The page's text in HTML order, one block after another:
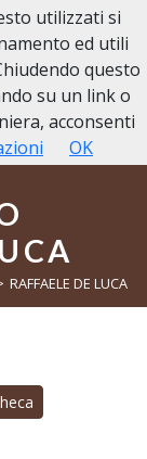
RAFFAELE DE LUCA
utilizzati si
ed utili
questo
su un link o
acconsenti
OK